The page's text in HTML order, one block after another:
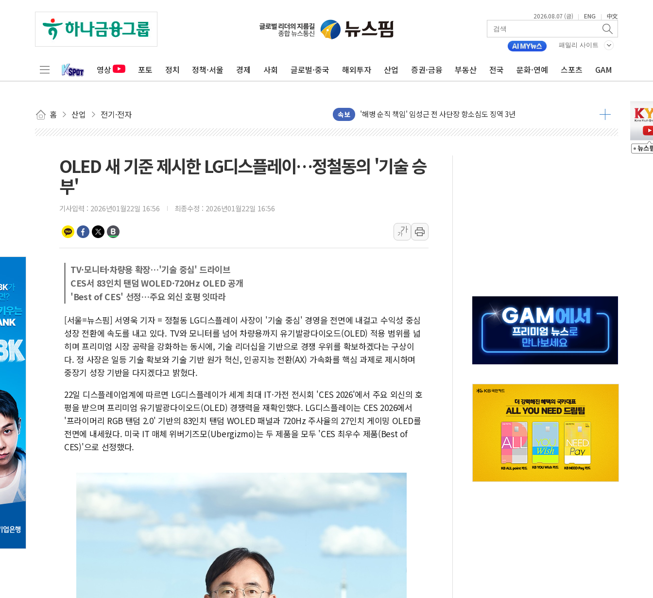
2026.08.07 (금) | ENG | 中文
패밀리 사이트
영상 포토 정치 정책·서울 경제 사회 글로벌·중국 해외투자 산업 증권·금융 부동산 전국 문화·연예 스포츠 GAM
홈 산업 전기·전자 속보
전남광주 화정역 인근 도로 4중 추돌…1명 심정지·5명 부상
청도 문수리 야산서 산불 진화 중...진화헬기 3대 투입
헥토이노베이션, 상반기 매출 첫 2000억원 돌파
우리은행, 고창해상풍력에 4000억 금융 지원
민병덕 "오늘 67개 점포 영업 재개...장바구니에 홈플러스 담아달라" 호소
하나금융이 쏘아 올린 CIFO, 금융지주 포용금융 조직개편 신호탄
"최대 2시간 앞서 침수 예측"…건설연, AI 위험기상 기술 개발
유니슨 "국내생산세액공제·인증제도 개선 수혜 기대"
AI에 승부 건 네이버…내년 AI 팩토리 매출 본격화
日, 4~6월 105조원 환시 개입...4월 말 '56조원' 사상 최대
오렌지플래닛 창업재단, 스타트업 지원 프로그램 성료
경찰, '300억대 사기 혐의' 차가원 대표 구속 송치
OLED 새 기준 제시한 LG디스플레이…정철동의 '기술 승
부'
기사입력 : 2026년01월22일 16:56 최종수정 : 2026년01월22일 16:56
가
가
TV·모니터·차량용 확장…'기술 중심' 드라이브
CES서 83인치 탠덤 WOLED·720Hz OLED 공개
'Best of CES' 선정…주요 외신 호평 잇따라
[서울=뉴스핌] 서영욱 기자 = 정철동 LG디스플레이 사장이 '기술 중심' 경영을 전면에 내걸고 수익성 중심
성장 전환에 속도를 내고 있다. TV와 모니터를 넘어 차량용까지 유기발광다이오드(OLED) 적용 범위를 넓
히며 프리미엄 시장 공략을 강화하는 동시에, 기술 리더십을 기반으로 경쟁 우위를 확보하겠다는 구상이
다. 정 사장은 일등 기술 확보와 기술 기반 원가 혁신, 인공지능 전환(AX) 가속화를 핵심 과제로 제시하며
중장기 성장 기반을 다지겠다고 밝혔다.
22일 디스플레이업계에 따르면 LG디스플레이가 세계 최대 IT·가전 전시회 'CES 2026'에서 주요 외신의 호
평을 받으며 프리미엄 유기발광다이오드(OLED) 경쟁력을 재확인했다. LG디스플레이는 CES 2026에서
'프라이머리 RGB 탠덤 2.0' 기반의 83인치 탠덤 WOLED 패널과 720Hz 주사율의 27인치 게이밍 OLED를
전면에 내세웠다. 미국 IT 매체 위버기즈모(Ubergizmo)는 두 제품을 모두 'CES 최우수 제품(Best of
CES)'으로 선정했다.